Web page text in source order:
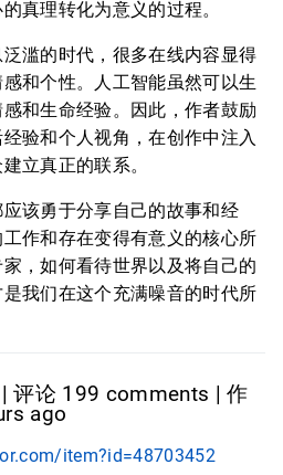
真理转化为意义的过程。
滥的时代，很多在线内容显得
和个性。人工智能虽然可以生
和生命经验。因此，作者鼓励
验和个人视角，在创作中注入
立真正的联系。
该勇于分享自己的故事和经
作和存在变得有意义的核心所
，如何看待世界以及将自己的
我们在这个充满噪音的时代所
评论 199 comments | 作
ago
item?id=48703452